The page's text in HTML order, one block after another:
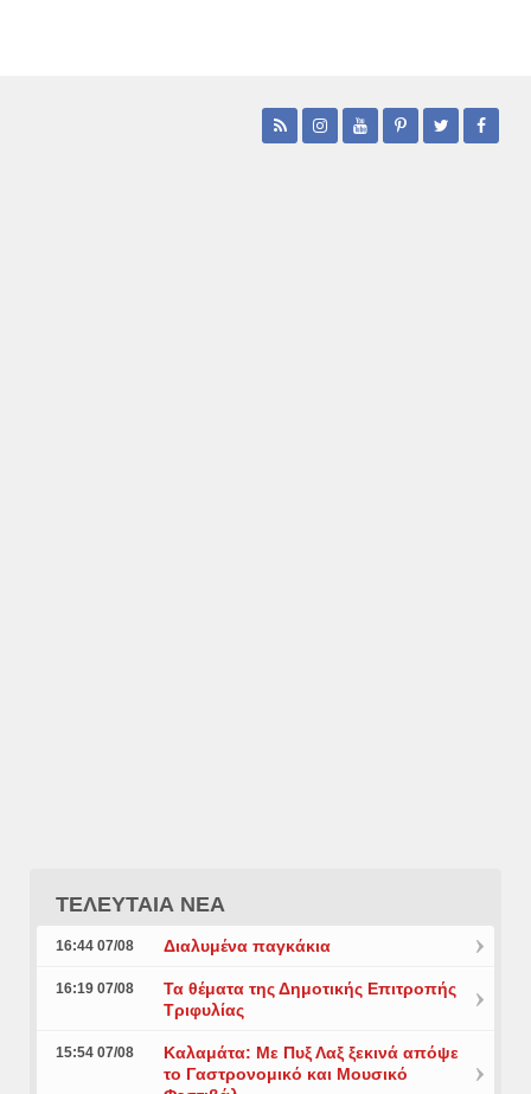
ΤΕΛΕΥΤΑΙΑ ΝΕΑ
16:44 07/08 Διαλυμένα παγκάκια
16:19 07/08
Τα θέματα της Δημοτικής Επιτροπής
Τριφυλίας
15:54 07/08
Καλαμάτα: Με Πυξ Λαξ ξεκινά απόψε
το Γαστρονομικό και Μουσικό